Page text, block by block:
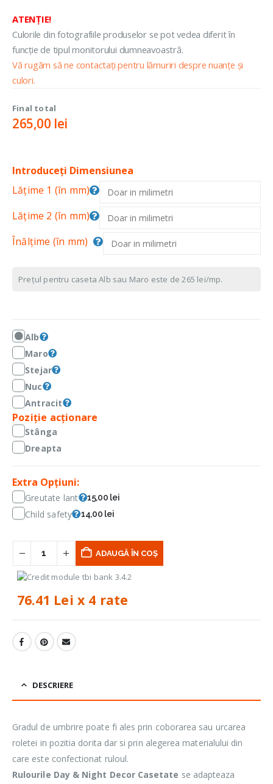
ATENȚIE!
Culorile din fotografiile produselor se pot vedea diferit în
funcție de tipul monitorului dumneavoastră.
Vă rugăm să ne contactați pentru lămuriri despre nuanțe și
culori.
Final total
265,00 lei
Introduceți Dimensiunea
Lățime 1 (în mm)
Lățime 2 (în mm)
Înălțime (în mm)
Prețul pentru caseta Alb sau Maro este de 265 lei/mp.
Alb
Maro
Stejar
Nuc
Antracit
Poziție acționare
Stânga
Dreapta
Extra Opțiuni:
Greutate lant 15,00 lei
Child safety 14,00 lei
ADAUGĂ ÎN COȘ
76.41 Lei x 4 rate
DESCRIERE
Gradul de umbrire poate fi ales prin coborarea sau urcarea
roletei in pozitia dorita dar si prin alegerea materialului din
care este confectionat ruloul.
Rulourile Day & Night Decor Casetate se adapteaza